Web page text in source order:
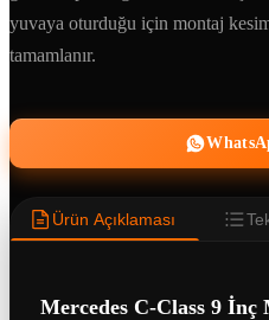
yuvaya oturduğu için montaj
tamamlanır.
Ürün Açıklaması
Mercedes C-Class 9